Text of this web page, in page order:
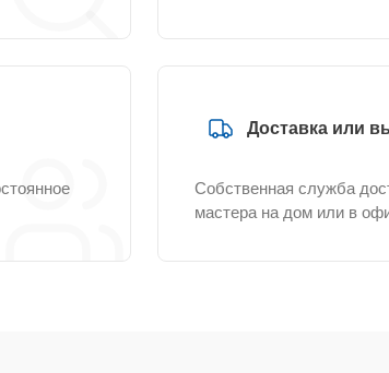
Доставка или
Собственная служба
мастера на дом или в